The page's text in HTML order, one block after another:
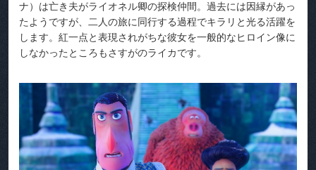
ナ）は亡き夫がライオネル卿の探検仲間。過去には因縁があっ
たようですが、二人の旅に同行する過程でキラリと光る活躍を
します。紅一点と表現されがちな彼女を一般的なヒロイン像に
しなかったところもさすがのライカです。